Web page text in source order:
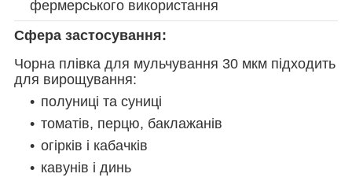
фермерського використання
Сфера застосування:
Чорна плівка для мульчування 30 мкм підходить
для вирощування:
полуниці та суниці
томатів, перцю, баклажанів
огірків і кабачків
кавунів і динь